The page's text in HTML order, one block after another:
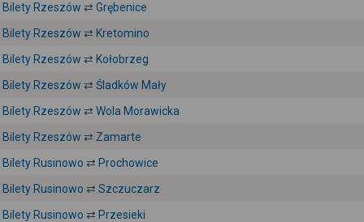
Bilety Rzeszów ⇄ Grębenice
Bilety Rzeszów ⇄ Kretomino
Bilety Rzeszów ⇄ Kołobrzeg
Bilety Rzeszów ⇄ Śladków Mały
Bilety Rzeszów ⇄ Wola Morawicka
Bilety Rzeszów ⇄ Zamarte
Bilety Rusinowo ⇄ Prochowice
Bilety Rusinowo ⇄ Szczuczarz
Bilety Rusinowo ⇄ Przesieki